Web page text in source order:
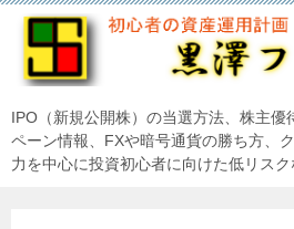
IPO（新規公開株）の当選方法、株主優
ペーン情報、FXや暗号通貨の勝ち方、
力を中心に投資初心者に向けた低リス